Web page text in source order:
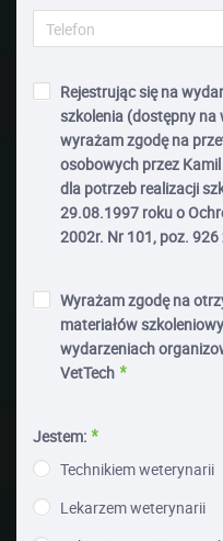
Rejestrując się na
szkolenia (dostępny
wyrażam zgodę na
osobowych przez
dla potrzeb realizacji
29.08.1997 roku o
2002r. Nr 101, poz.
Wyrażam zgodę na
materiałów
wydarzeniach
VetTech
Jestem:
Technikiem weterynarii
Lekarzem weterynarii